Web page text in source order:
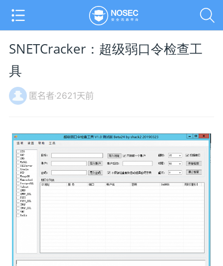
SNETCracker：超级弱口令检查工
具
匿名者·2621天前